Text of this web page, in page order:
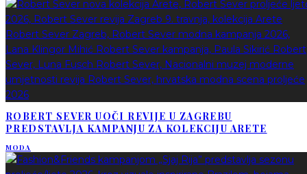
ROBERT SEVER UOČI REVIJE U ZAGREBU
PREDSTAVLJA KAMPANJU ZA KOLEKCIJU ARETE
MODA